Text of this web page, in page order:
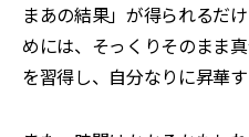
まあの結果」が得られるだ
めには、そっくりそのまま
を習得し、自分なりに昇華す